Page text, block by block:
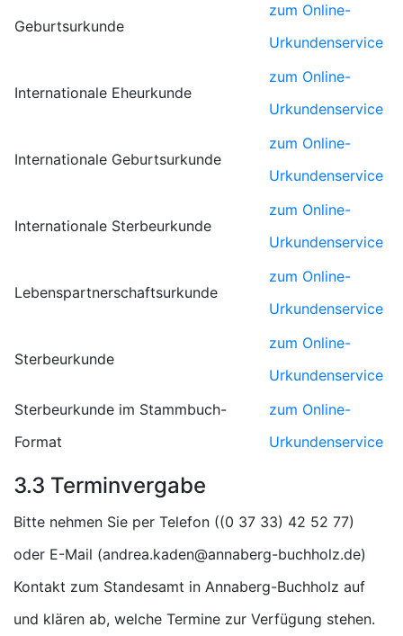
Geburtsurkunde
zum Online-
Urkundenservice
Internationale Eheurkunde
zum Online-
Urkundenservice
Internationale Geburtsurkunde
zum Online-
Urkundenservice
Internationale Sterbeurkunde
zum Online-
Urkundenservice
Lebenspartnerschaftsurkunde
zum Online-
Urkundenservice
Sterbeurkunde
zum Online-
Urkundenservice
Sterbeurkunde im Stammbuch-
Format
zum Online-
Urkundenservice
3.3 Terminvergabe
Bitte nehmen Sie per Telefon (
)
oder E-Mail (
)
Kontakt zum Standesamt in Annaberg-Buchholz auf
und klären ab, welche Termine zur Verfügung stehen.